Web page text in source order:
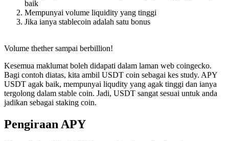
baik
Mempunyai volume liquidity yang tinggi
Jika ianya stablecoin adalah satu bonus
Volume thether sampai berbillion!
Kesemua maklumat boleh didapati dalam laman web coingecko.
Bagi contoh diatas, kita ambil USDT coin sebagai kes study. APY
USDT agak baik, mempunyai liqudity yang agak tinggi dan ianya
tergolong dalam stable coin. Jadi, USDT sangat sesuai untuk anda
jadikan sebagai staking coin.
Pengiraan APY